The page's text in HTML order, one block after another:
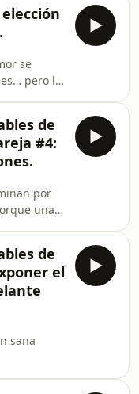
temporal
dentro
se
por qué
se
pero la
el
por
es elegir
en los
difícil.
La
de
#4:
por
una
uno
pero
como:•
es para
a poco
de
el
sana